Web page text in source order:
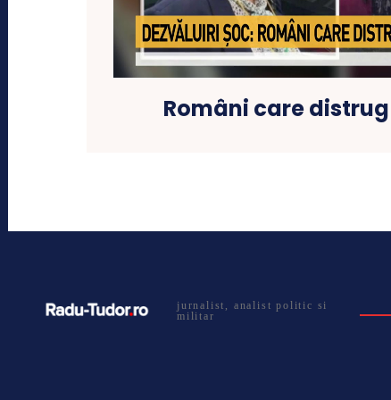
Români care
jurnalist, analist politic si
militar